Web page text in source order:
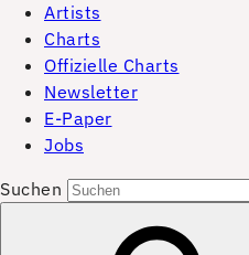
Artists
Charts
Offizielle Charts
Newsletter
E-Paper
Jobs
Suchen